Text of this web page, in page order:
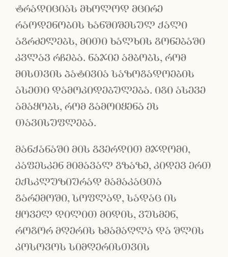
ტრადიციას მხოლოდ მცირე
რაოდენობის ხანშიშესულ ქალი
აგრძელებს, მითი ხალხის გონებაში
კვლავ რჩება. ნაჯიე ამბობს, რომ
მისთვის პატივია საზოგადოების
ასეთი დამოკიდებულება. იგი ასევე
ამაყობს, რომ გამოიყენა ეს
თავისუფლება.
მანქანაში მის გვერდით მჯდომი,
კაფესკენ მიმავალ გზაზე, კიდევ ერთ
ექსკლუზიურად მამაკაცთა
გარემოში, სოფლად, სადაც ის
ყოველ დილით მიდის, ვუსმენ,
როგორ მღერის ხმამაღლა და შლის
კოსოვოს სიმღერისთვის